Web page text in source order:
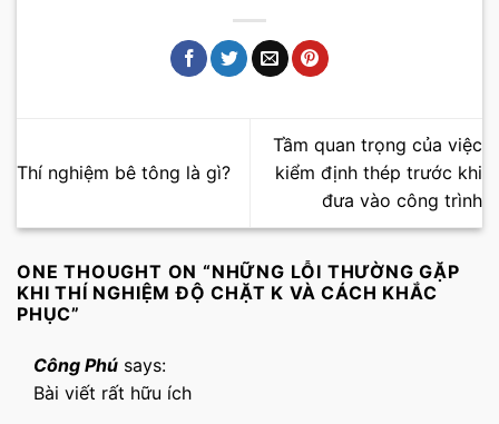
Thí nghiệm bê tông là gì?
Tầm quan trọng của việc
kiểm định thép trước khi
đưa vào công trình
ONE THOUGHT ON “NHỮNG LỖI THƯỜNG GẶP
KHI THÍ NGHIỆM ĐỘ CHẶT K VÀ CÁCH KHẮC
PHỤC”
Công Phú says:
Bài viết rất hữu ích